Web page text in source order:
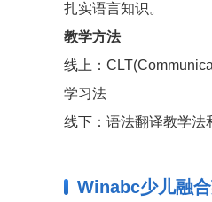
扎实语言知识。
教学方法
线上：
学习法
线下：语法翻译教学法
Winabc少儿融